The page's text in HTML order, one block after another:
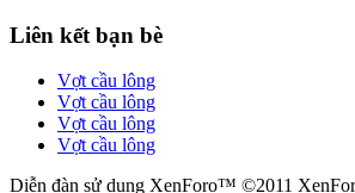
Liên kết bạn bè
Vợt cầu lông
Vợt cầu lông
Vợt cầu lông
Vợt cầu lông
Diễn đàn sử dụng XenForo™ ©2011